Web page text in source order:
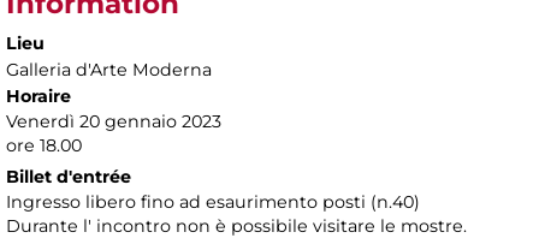
Lieu
Galleria d'Arte Moderna
Horaire
Venerdì 20 gennaio 2023
ore 18.00
Billet d'entrée
Ingresso libero fino ad esaurimento posti (n.40)
Durante l' incontro non è possibile visitare le mostre.